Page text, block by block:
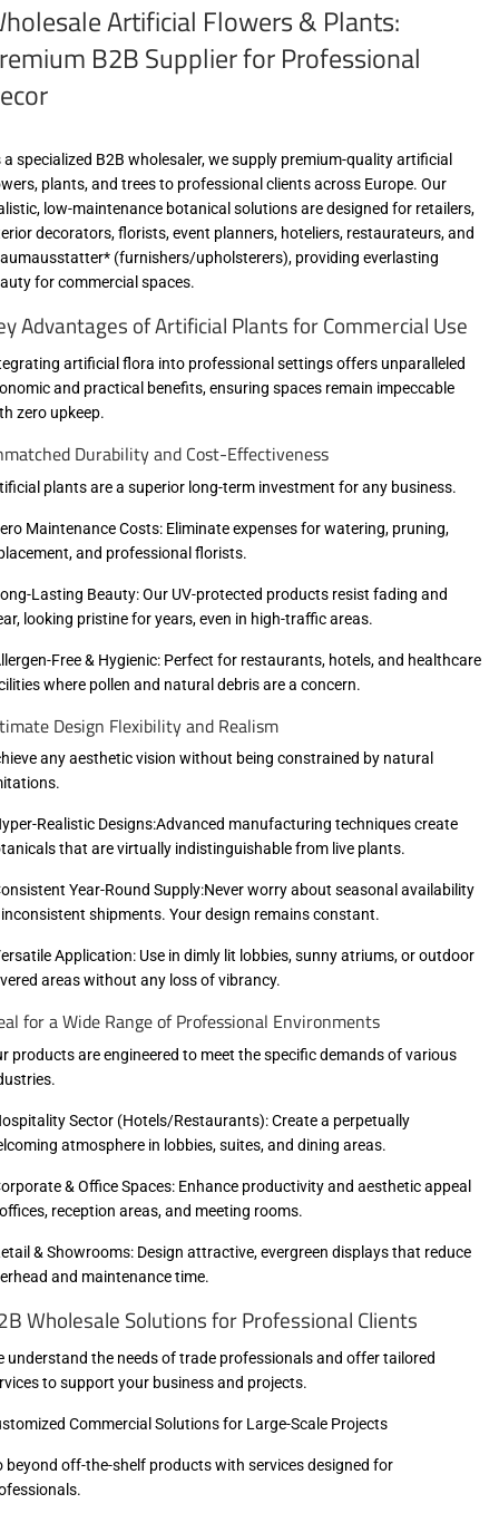
Artificial Flowers & Plants:
B2B Supplier for Professional
a specialized B2B wholesaler, we supply premium-quality artificial
plants, and trees to professional clients across Europe. Our
low-maintenance botanical solutions are designed for retailers,
decorators, florists, event planners, hoteliers, restaurateurs, and
(furnishers/upholsterers), providing everlasting
for commercial spaces.
Advantages of Artificial Plants for Commercial Use
artificial flora into professional settings offers unparalleled
and practical benefits, ensuring spaces remain impeccable
zero upkeep.
Durability and Cost-Effectiveness
plants are a superior long-term investment for any business.
Maintenance Costs: Eliminate expenses for watering, pruning,
and professional florists.
Lasting Beauty: Our UV-protected products resist fading and
looking pristine for years, even in high-traffic areas.
Free & Hygienic: Perfect for restaurants, hotels, and healthcare
where pollen and natural debris are a concern.
Design Flexibility and Realism
any aesthetic vision without being constrained by natural
Realistic Designs:Advanced manufacturing techniques create
that are virtually indistinguishable from live plants.
Year-Round Supply:Never worry about seasonal availability
shipments. Your design remains constant.
Application: Use in dimly lit lobbies, sunny atriums, or outdoor
areas without any loss of vibrancy.
for a Wide Range of Professional Environments
products are engineered to meet the specific demands of various
Sector (Hotels/Restaurants): Create a perpetually
atmosphere in lobbies, suites, and dining areas.
& Office Spaces: Enhance productivity and aesthetic appeal
reception areas, and meeting rooms.
& Showrooms: Design attractive, evergreen displays that reduce
and maintenance time.
Wholesale Solutions for Professional Clients
understand the needs of trade professionals and offer tailored
to support your business and projects.
Commercial Solutions for Large-Scale Projects
beyond off-the-shelf products with services designed for